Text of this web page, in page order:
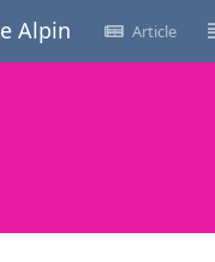
Alpin Article